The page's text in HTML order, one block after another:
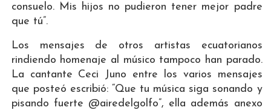
consuelo. Mis hijos no pudieron tener mejor padre
que tú”.
Los mensajes de otros artistas ecuatorianos
rindiendo homenaje al músico tampoco han parado.
La cantante Ceci Juno entre los varios mensajes
que posteó escribió: “Que tu música siga sonando y
pisando fuerte @airedelgolfo”, ella además anexo